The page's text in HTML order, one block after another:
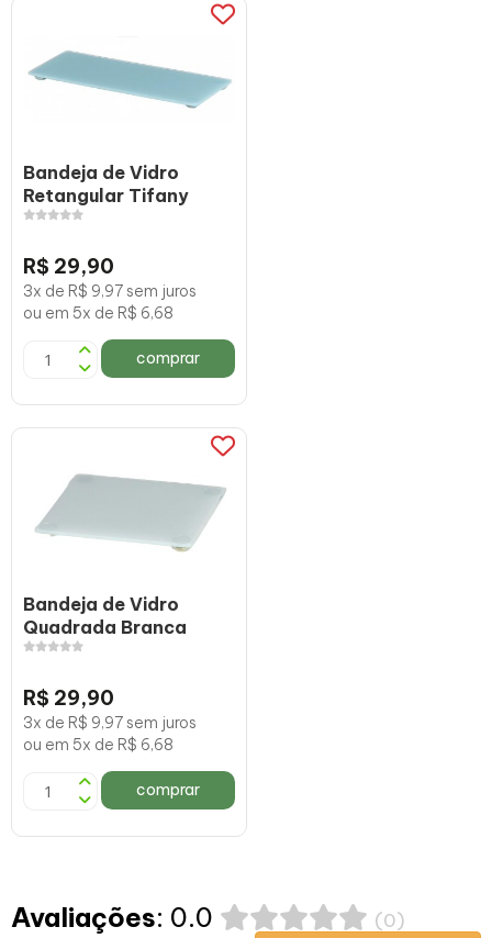
Bandeja de Vidro
Retangular Tifany
R$ 29,90
3x de R$ 9,97 sem juros
ou em 5x de R$ 6,68
comprar
Bandeja de Vidro
Quadrada Branca
R$ 29,90
3x de R$ 9,97 sem juros
ou em 5x de R$ 6,68
comprar
Avaliações: 0.0 (0)